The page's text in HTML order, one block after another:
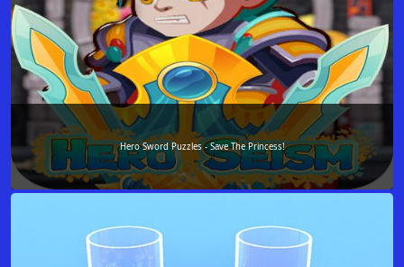
Hero Sword Puzzles - Save The Princess!